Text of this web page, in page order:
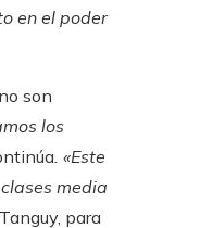
en el poder
son
los
. «Este
media
para